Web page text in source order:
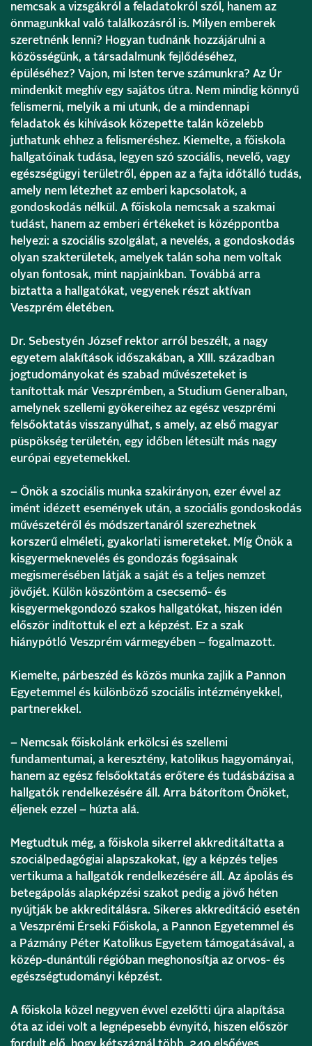
nemcsak a vizsgákról a feladatokról szól, hanem az
önmagunkkal való találkozásról is. Milyen emberek
szeretnénk lenni? Hogyan tudnánk hozzájárulni a
közösségünk, a társadalmunk fejlődéséhez,
épüléséhez? Vajon, mi Isten terve számunkra? Az Úr
mindenkit meghív egy sajátos útra. Nem mindig könnyű
felismerni, melyik a mi utunk, de a mindennapi
feladatok és kihívások közepette talán közelebb
juthatunk ehhez a felismeréshez. Kiemelte, a főiskola
hallgatóinak tudása, legyen szó szociális, nevelő, vagy
egészségügyi területről, éppen az a fajta időtálló tudás,
amely nem létezhet az emberi kapcsolatok, a
gondoskodás nélkül. A főiskola nemcsak a szakmai
tudást, hanem az emberi értékeket is középpontba
helyezi: a szociális szolgálat, a nevelés, a gondoskodás
olyan szakterületek, amelyek talán soha nem voltak
olyan fontosak, mint napjainkban. Továbbá arra
biztatta a hallgatókat, vegyenek részt aktívan
Veszprém életében.
Dr. Sebestyén József rektor arról beszélt, a nagy
egyetem alakítások időszakában, a XIII. században
jogtudományokat és szabad művészeteket is
tanítottak már Veszprémben, a Studium Generalban,
amelynek szellemi gyökereihez az egész veszprémi
felsőoktatás visszanyúlhat, s amely, az első magyar
püspökség területén, egy időben létesült más nagy
európai egyetemekkel.
– Önök a szociális munka szakirányon, ezer évvel az
imént idézett események után, a szociális gondoskodás
művészetéről és módszertanáról szerezhetnek
korszerű elméleti, gyakorlati ismereteket. Míg Önök a
kisgyermeknevelés és gondozás fogásainak
megismerésében látják a saját és a teljes nemzet
jövőjét. Külön köszöntöm a csecsemő- és
kisgyermekgondozó szakos hallgatókat, hiszen idén
először indítottuk el ezt a képzést. Ez a szak
hiánypótló Veszprém vármegyében – fogalmazott.
Kiemelte, párbeszéd és közös munka zajlik a Pannon
Egyetemmel és különböző szociális intézményekkel,
partnerekkel.
– Nemcsak főiskolánk erkölcsi és szellemi
fundamentumai, a keresztény, katolikus hagyományai,
hanem az egész felsőoktatás erőtere és tudásbázisa a
hallgatók rendelkezésére áll. Arra bátorítom Önöket,
éljenek ezzel – húzta alá.
Megtudtuk még, a főiskola sikerrel akkreditáltatta a
szociálpedagógiai alapszakokat, így a képzés teljes
vertikuma a hallgatók rendelkezésére áll. Az ápolás és
betegápolás alapképzési szakot pedig a jövő héten
nyújtják be akkreditálásra. Sikeres akkreditáció esetén
a Veszprémi Érseki Főiskola, a Pannon Egyetemmel és
a Pázmány Péter Katolikus Egyetem támogatásával, a
közép-dunántúli régióban meghonosítja az orvos- és
egészségtudományi képzést.
A főiskola közel negyven évvel ezelőtti újra alapítása
óta az idei volt a legnépesebb évnyitó, hiszen először
fordult elő, hogy kétszáznál több, 240 elsőéves